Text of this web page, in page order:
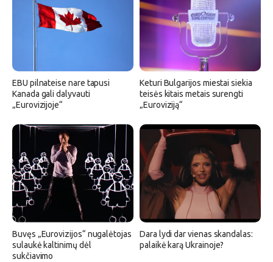
EBU pilnateise nare tapusi
Kanada gali dalyvauti
„Eurovizijoje“
Keturi Bulgarijos miestai siekia
teisės kitais metais surengti
„Euroviziją“
Buvęs „Eurovizijos“ nugalėtojas
sulaukė kaltinimų dėl
sukčiavimo
Dara lydi dar vienas skandalas:
palaikė karą Ukrainoje?